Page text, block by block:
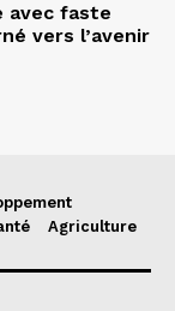
avec faste
vers l’avenir
Agriculture